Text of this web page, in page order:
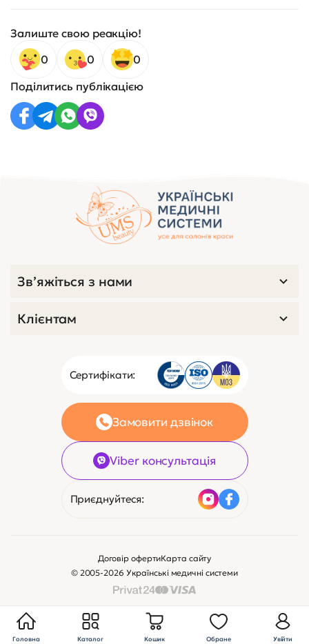
Головна Каталог Увійти
Обране
Кошик
Залиште свою реакцію!
0
0
0
Поділитись публікацією
Сертифікати:
Замовити дзвінок
Viber консультація
Приєднуйтеся:
Зв’яжіться з нами
Клієнтам
© 2005-2026 Українські медичні системи
Договір офертиКарта сайту